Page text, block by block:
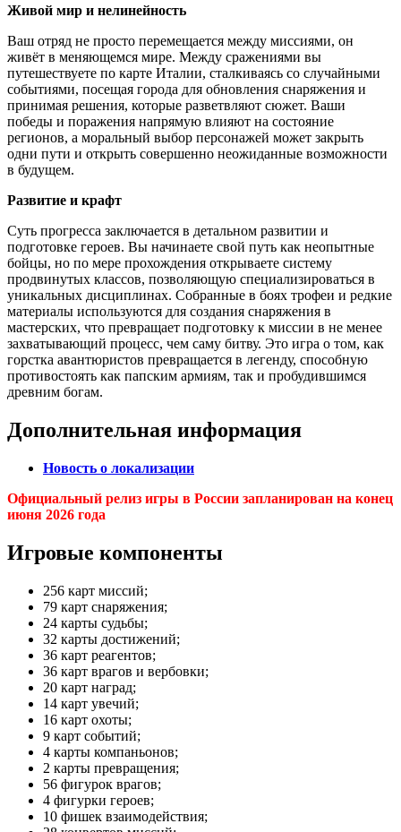
Живой мир и нелинейность
Ваш отряд не просто перемещается между миссиями, он
живёт в меняющемся мире. Между сражениями вы
путешествуете по карте Италии, сталкиваясь со случайными
событиями, посещая города для обновления снаряжения и
принимая решения, которые разветвляют сюжет. Ваши
победы и поражения напрямую влияют на состояние
регионов, а моральный выбор персонажей может закрыть
одни пути и открыть совершенно неожиданные возможности
в будущем.
Развитие и крафт
Суть прогресса заключается в детальном развитии и
подготовке героев. Вы начинаете свой путь как неопытные
бойцы, но по мере прохождения открываете систему
продвинутых классов, позволяющую специализироваться в
уникальных дисциплинах. Собранные в боях трофеи и редкие
материалы используются для создания снаряжения в
мастерских, что превращает подготовку к миссии в не менее
захватывающий процесс, чем саму битву. Это игра о том, как
горстка авантюристов превращается в легенду, способную
противостоять как папским армиям, так и пробудившимся
древним богам.
Дополнительная информация
Новость о локализации
Официальный релиз игры в России запланирован на конец
июня 2026 года
Игровые компоненты
256 карт миссий;
79 карт снаряжения;
24 карты судьбы;
32 карты достижений;
36 карт реагентов;
36 карт врагов и вербовки;
20 карт наград;
14 карт увечий;
16 карт охоты;
9 карт событий;
4 карты компаньонов;
2 карты превращения;
56 фигурок врагов;
4 фигурки героев;
10 фишек взаимодействия;